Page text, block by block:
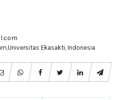
Ekasakti, Indonesia